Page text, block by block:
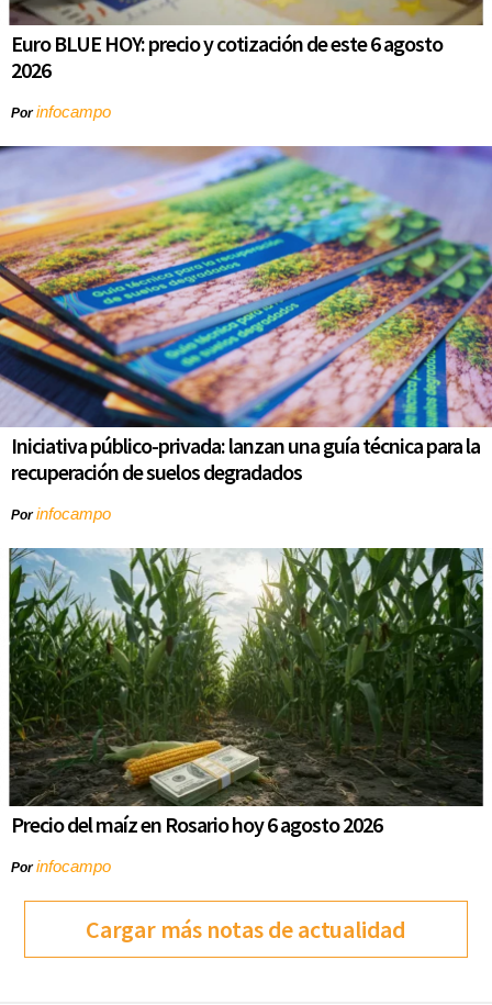
Euro BLUE HOY: precio y cotización de este 6 agosto
2026
Porinfocampo
Iniciativa público-privada: lanzan una guía técnica para la
recuperación de suelos degradados
Porinfocampo
Precio del maíz en Rosario hoy 6 agosto 2026
Porinfocampo
Cargar más notas de actualidad